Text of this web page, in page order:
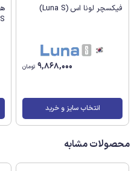
فیکسچر لونا اس (Luna S)
9,868,000 تومان
انتخاب سایز و خرید
S)
محصولات مشابه